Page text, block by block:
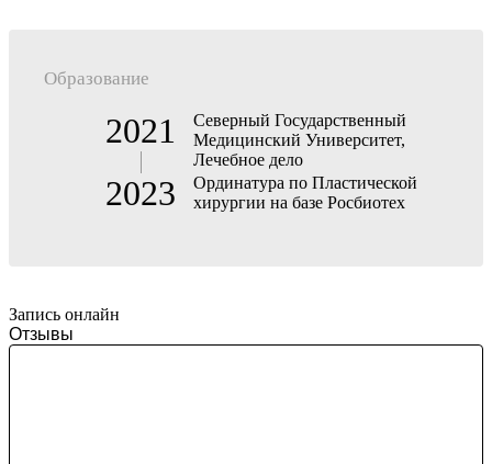
Образование
2021
Северный Государственный
Медицинский Университет,
Лечебное дело
2023
Ординатура по Пластической
хирургии на базе Росбиотех
Запись онлайн
Отзывы